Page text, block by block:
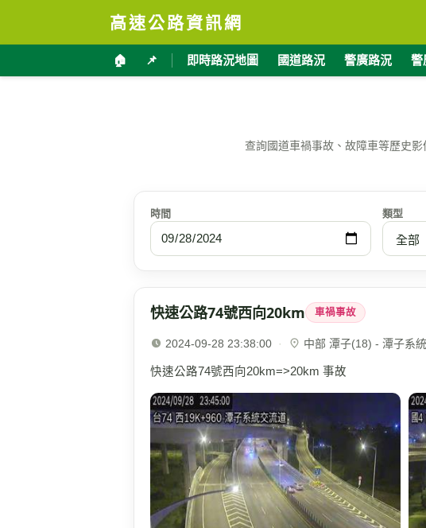
高速公路資訊網
🏠 📌 即時路況地圖 國道路況 警廣路況 警
查詢國道車禍事故、故障車等歷史
時間 類型
快速公路74號西向20km 車禍事故
2024-09-28 23:38:00 · 中部 潭子(18) - 潭子系
快速公路74號西向20km=>20km 事故